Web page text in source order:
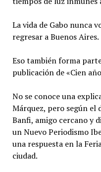
La vida de Gabo nunca
regresar a Buenos Aires.
Eso también forma
publicación de «Cien
No se conoce una
Márquez, pero según el
Banfi, amigo cercano y
un Nuevo Periodismo
una respuesta en la
ciudad.